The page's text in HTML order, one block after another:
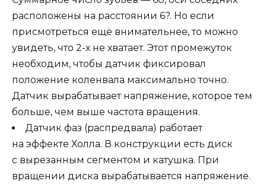
расположены на расстоянии 6?. Но если
присмотреться ещё внимательнее, то можно
увидеть, что 2-х не хватает. Этот промежуток
необходим, чтобы датчик фиксировал
положение коленвала максимально точно.
Датчик вырабатывает напряжение, которое тем
больше, чем выше частота вращения.
Датчик фаз (распредвала) работает
на эффекте Холла. В конструкции есть диск
с вырезанным сегментом и катушка. При
вращении диска вырабатывается напряжение.